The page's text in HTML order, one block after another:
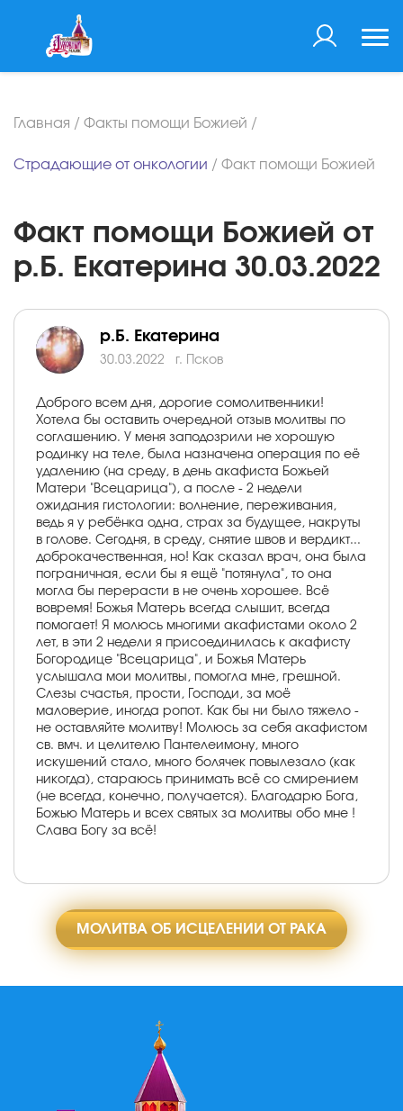
Главная / Факты помощи Божией /
Страдающие от онкологии / Факт помощи Божией
Факт помощи Божией от
р.Б. Екатерина 30.03.2022
р.Б. Екатерина
30.03.2022 г. Псков
Доброго всем дня, дорогие сомолитвенники!
Хотела бы оставить очередной отзыв молитвы по
соглашению. У меня заподозрили не хорошую
родинку на теле, была назначена операция по её
удалению (на среду, в день акафиста Божьей
Матери "Всецарица"), а после - 2 недели
ожидания гистологии: волнение, переживания,
ведь я у ребёнка одна, страх за будущее, накруты
в голове. Сегодня, в среду, снятие швов и вердикт...
доброкачественная, но! Как сказал врач, она была
пограничная, если бы я ещё "потянула", то она
могла бы перерасти в не очень хорошее. Всё
вовремя! Божья Матерь всегда слышит, всегда
помогает! Я молюсь многими акафистами около 2
лет, в эти 2 недели я присоединилась к акафисту
Богородице "Всецарица", и Божья Матерь
услышала мои молитвы, помогла мне, грешной.
Слезы счастья, прости, Господи, за моё
маловерие, иногда ропот. Как бы ни было тяжело -
не оставляйте молитву! Молюсь за себя акафистом
св. вмч. и целителю Пантелеимону, много
искушений стало, много болячек повылезало (как
никогда), стараюсь принимать всё со смирением
(не всегда, конечно, получается). Благодарю Бога,
Божью Матерь и всех святых за молитвы обо мне !
Слава Богу за всё!
МОЛИТВА ОБ ИСЦЕЛЕНИИ ОТ РАКА